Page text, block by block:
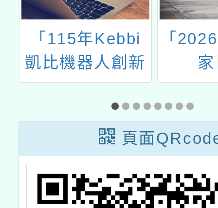
「115年Kebbi
凱比機器人創新
應用競賽」
「
頁面